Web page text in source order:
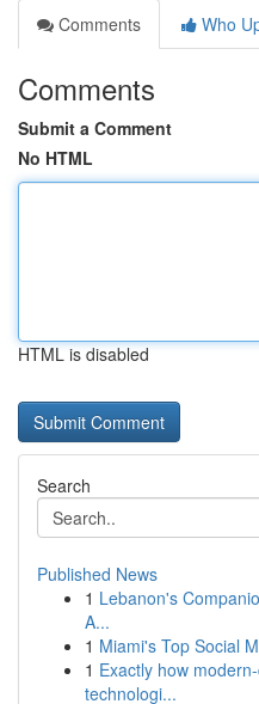
Comments
Who
Comments
Submit a Comment
No HTML
HTML is disabled
Search
Published News
1 Lebanon's
A...
1 Miami's Top Social
1 Exactly how
technologi...